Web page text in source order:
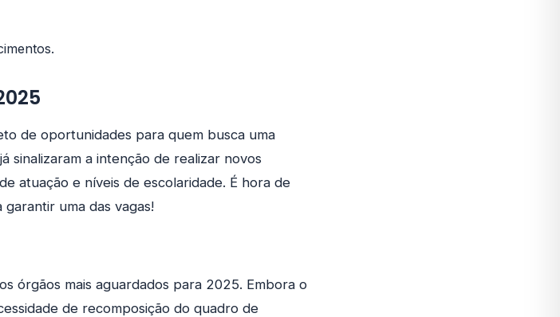
de oportunidades para quem busca uma
sinalizaram a intenção de realizar novos
atuação e níveis de escolaridade. É hora de
uma das vagas!
órgãos mais aguardados para 2025. Embora o
de recomposição do quadro de